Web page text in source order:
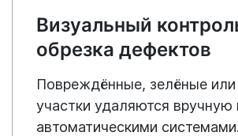
Визуальный
обрезка дефектов
Повреждённые, зелёные
участки удаляются вручную
автоматическими